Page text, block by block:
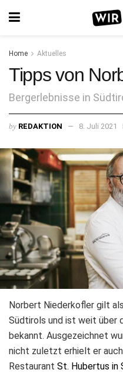
Home Aktuelles
Tipps von
Bergerlebnisse in
by REDAKTION 8. Juli 2021
Norbert Niederkofler gilt
Südtirols und ist weit über
bekannt. Ausgezeichnet
nicht zuletzt erhielt er
Restaurant St. Hubertus in